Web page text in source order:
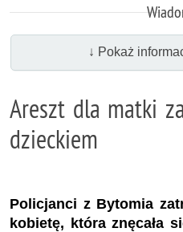
↓ Pokaż
Areszt dla matki
dzieckiem
Policjanci z Bytomia
kobietę, która znęcała